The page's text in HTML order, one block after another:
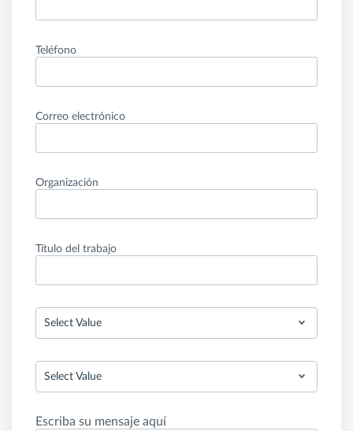
Teléfono
Correo electrónico
Organización
Título del trabajo
Select Value
Select Value
Escriba su mensaje aquí